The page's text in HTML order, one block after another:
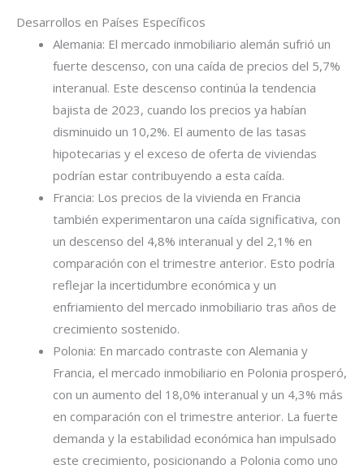
Desarrollos en Países Específicos
Alemania: El mercado inmobiliario alemán sufrió un
fuerte descenso, con una caída de precios del 5,7%
interanual. Este descenso continúa la tendencia
bajista de 2023, cuando los precios ya habían
disminuido un 10,2%. El aumento de las tasas
hipotecarias y el exceso de oferta de viviendas
podrían estar contribuyendo a esta caída.
Francia: Los precios de la vivienda en Francia
también experimentaron una caída significativa, con
un descenso del 4,8% interanual y del 2,1% en
comparación con el trimestre anterior. Esto podría
reflejar la incertidumbre económica y un
enfriamiento del mercado inmobiliario tras años de
crecimiento sostenido.
Polonia: En marcado contraste con Alemania y
Francia, el mercado inmobiliario en Polonia prosperó,
con un aumento del 18,0% interanual y un 4,3% más
en comparación con el trimestre anterior. La fuerte
demanda y la estabilidad económica han impulsado
este crecimiento, posicionando a Polonia como uno